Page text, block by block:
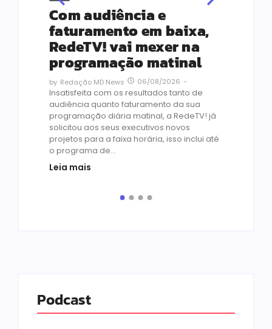
Com audiência e
faturamento em baixa,
RedeTV! vai mexer na
programação matinal
by Redação MD News 06/08/2026 -
Insatisfeita com os resultados tanto de
audiência quanto faturamento da sua
programação diária matinal, a RedeTV! já
solicitou aos seus executivos novos
projetos para a faixa horária, isso inclui até
o programa de...
Leia mais
Podcast